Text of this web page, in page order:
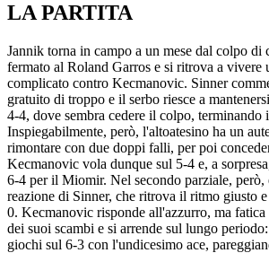
LA PARTITA
Jannik torna in campo a un mese dal colpo di
fermato al Roland Garros e si ritrova a vivere
complicato contro Kecmanovic. Sinner
gratuito di troppo e il serbo riesce a
4-4, dove sembra cedere il colpo, terminando
Inspiegabilmente, però, l'altoatesino ha un
rimontare con due doppi falli, per poi
Kecmanovic vola dunque sul 5-4 e, a
6-4 per il Miomir. Nel secondo parziale, però,
reazione di Sinner, che ritrova il ritmo giusto
0. Kecmanovic risponde all'azzurro, ma fatica
dei suoi scambi e si arrende sul lungo
giochi sul 6-3 con l'undicesimo ace,